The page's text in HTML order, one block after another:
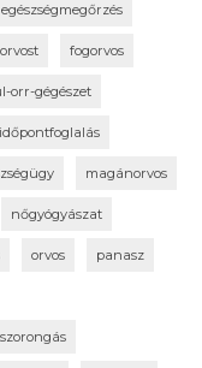
egészségmegőrzés
fogorvos
orr-gégészet
időpontfoglalás
magánorvos
nőgyógyászat
orvos panasz
szorongás